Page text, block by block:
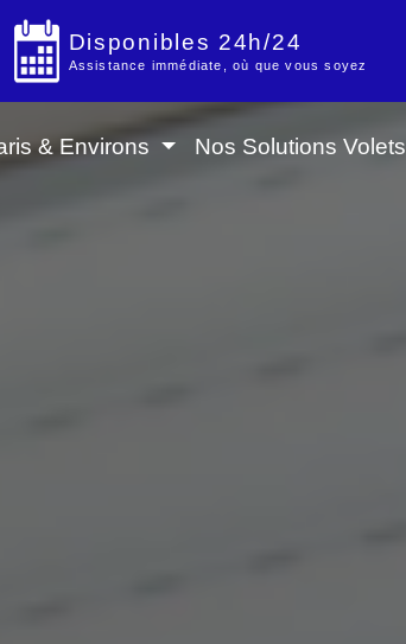
Disponibles 24h/24
Assistance immédiate, où que vous soyez
& Environs Nos Solutions Volets